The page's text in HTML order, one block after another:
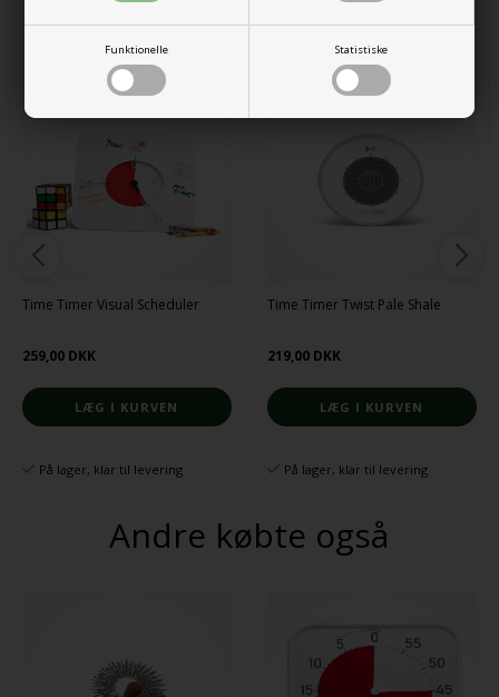
Funktionelle Statistiske
Alternative produkter
Time Timer Visual Scheduler
259,00 DKK
På lager, klar til levering
Time Timer Twist Pale Shale
219,00 DKK
På lager, klar til levering
Andre købte også